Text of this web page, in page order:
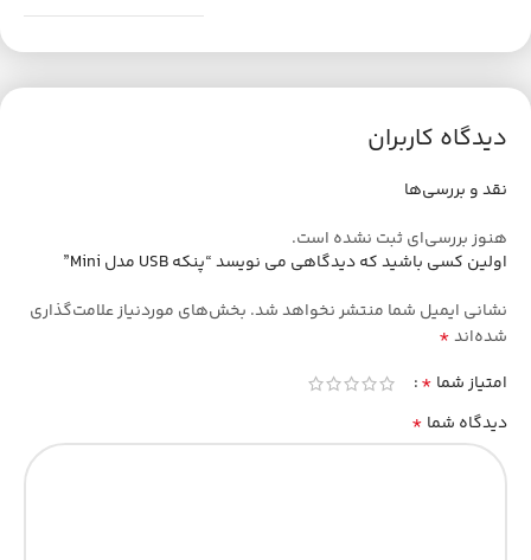
دیدگاه کاربران
نقد و بررسی‌ها
هنوز بررسی‌ای ثبت نشده است.
اولین کسی باشید که دیدگاهی می نویسد “پنکه USB مدل Mini”
نشانی ایمیل شما منتشر نخواهد شد. بخش‌های موردنیاز علامت‌گذاری
شده‌اند*
امتیاز شما *
دیدگاه شما *